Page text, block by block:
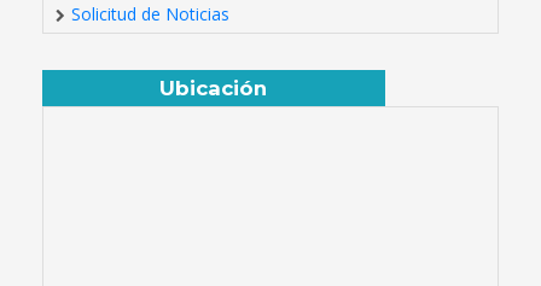
Solicitud de Noticias
Ubicación